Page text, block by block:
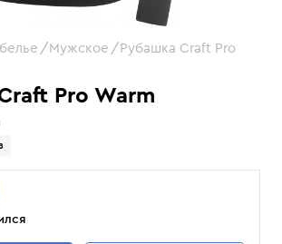
Pro Warm
Мужское
Рубашка Craft Pro